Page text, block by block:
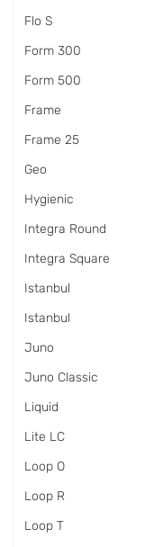
Flo S
Form 300
Form 500
Frame
Frame 25
Geo
Hygienic
Integra Round
Integra Square
Istanbul
Istanbul
Juno
Juno Classic
Liquid
Lite LC
Loop O
Loop R
Loop T